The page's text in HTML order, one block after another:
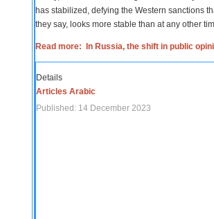
has stabilized, defying the Western sanctions
they say, looks more stable than at any other
Read more: In Russia, the shift in public
Details
Articles Arabic
Published: 14 December 2023